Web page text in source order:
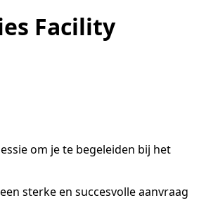
Facility
om je te begeleiden bij het
sterke en succesvolle aanvraag